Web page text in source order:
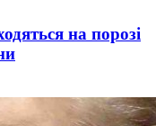
на порозі